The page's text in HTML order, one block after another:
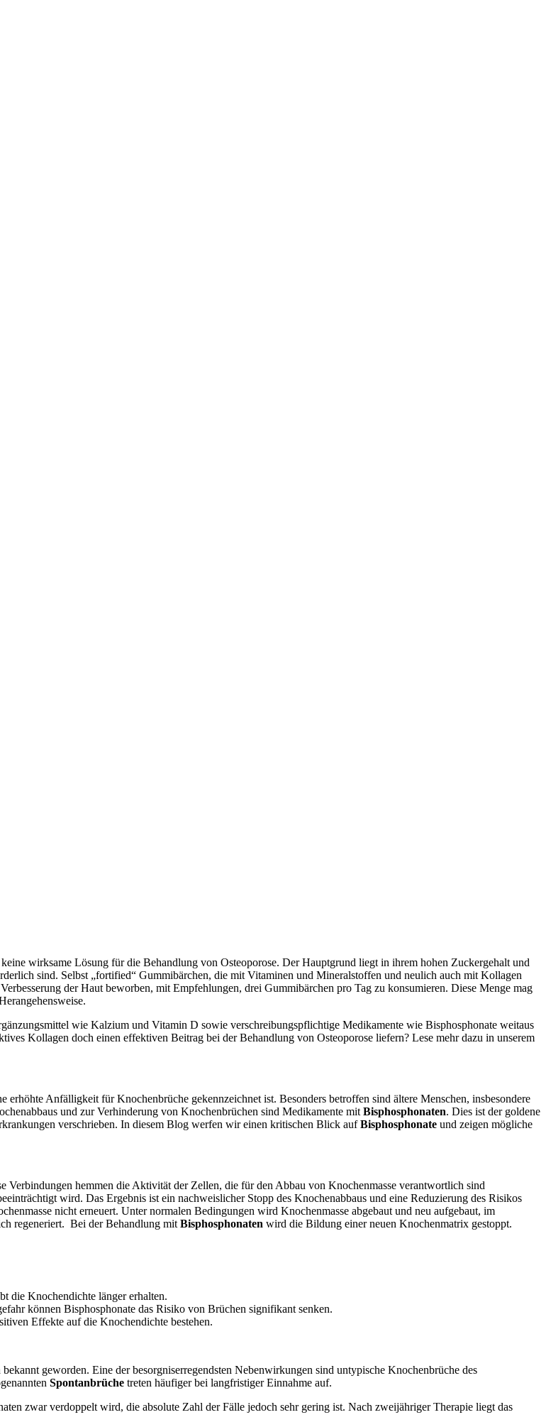
wirksame Lösung für die Behandlung von Osteoporose. Der Hauptgrund liegt in ihrem hohen Zuckergehalt und
sind. Selbst „fortified“ Gummibärchen, die mit Vitaminen und Mineralstoffen und neulich auch mit Kollagen
der Haut beworben, mit Empfehlungen, drei Gummibärchen pro Tag zu konsumieren. Diese Menge mag
wie Kalzium und Vitamin D sowie verschreibungspflichtige Medikamente wie Bisphosphonate weitaus
Kollagen doch einen effektiven Beitrag bei der Behandlung von Osteoporose liefern? Lese mehr dazu in unserem
Anfälligkeit für Knochenbrüche gekennzeichnet ist. Besonders betroffen sind ältere Menschen, insbesondere
und zur Verhinderung von Knochenbrüchen sind Medikamente mit Bisphosphonaten. Dies ist der goldene
verschrieben. In diesem Blog werfen wir einen kritischen Blick aufBisphosphonate und zeigen mögliche
hemmen die Aktivität der Zellen, die für den Abbau von Knochenmasse verantwortlich sind
wird. Das Ergebnis ist ein nachweislicher Stopp des Knochenabbaus und eine Reduzierung des Risikos
nicht erneuert. Unter normalen Bedingungen wird Knochenmasse abgebaut und neu aufgebaut, im
regeneriert. Bei der Behandlung mit Bisphosphonaten wird die Bildung einer neuen Knochenmatrix gestoppt.
die Knochendichte länger erhalten.
können Bisphosphonate das Risiko von Brüchen signifikant senken.
Effekte auf die Knochendichte bestehen.
geworden. Eine der besorgniserregendsten Nebenwirkungen sind untypische Knochenbrüche des
Spontanbrüche treten häufiger bei langfristiger Einnahme auf.
zwar verdoppelt wird, die absolute Zahl der Fälle jedoch sehr gering ist. Nach zweijähriger Therapie liegt das